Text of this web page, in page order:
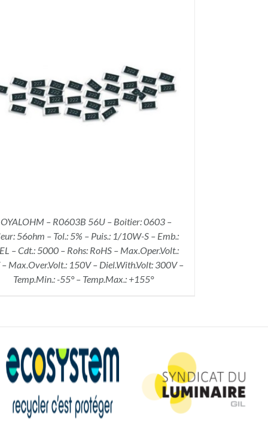
– R0603B 56U – Boitier: 0603 –
56ohm – Tol.: 5% – Puis.: 1/10W-S – Emb.:
– Cdt.: 5000 – Rohs: RoHS – Max.Oper.Volt.:
Max.Over.Volt.: 150V – Diel.With.Volt: 300V –
Temp.Min.: -55° – Temp.Max.: +155°